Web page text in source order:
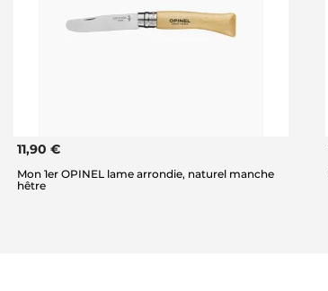
11,90 €
Mon 1er OPINEL lame arrondie, naturel manche
hêtre